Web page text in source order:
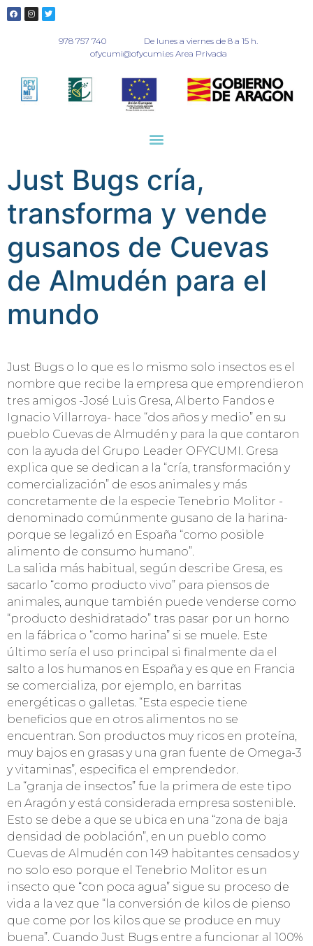
978 757 740
De lunes a viernes de 8 a 15 h.
ofycumi@ofycumi.es Area Privada
Just Bugs cría,
transforma y vende
gusanos de Cuevas
de Almudén para el
mundo
Just Bugs o lo que es lo mismo solo insectos es el
nombre que recibe la empresa que emprendieron
tres amigos -José Luis Gresa, Alberto Fandos e
Ignacio Villarroya- hace “dos años y medio” en su
pueblo Cuevas de Almudén y para la que contaron
con la ayuda del Grupo Leader OFYCUMI. Gresa
explica que se dedican a la “cría, transformación y
comercialización” de esos animales y más
concretamente de la especie Tenebrio Molitor -
denominado comúnmente gusano de la harina-
porque se legalizó en España “como posible
alimento de consumo humano”.
La salida más habitual, según describe Gresa, es
sacarlo “como producto vivo” para piensos de
animales, aunque también puede venderse como
“producto deshidratado” tras pasar por un horno
en la fábrica o “como harina” si se muele. Este
último sería el uso principal si finalmente da el
salto a los humanos en España y es que en Francia
se comercializa, por ejemplo, en barritas
energéticas o galletas. “Esta especie tiene
beneficios que en otros alimentos no se
encuentran. Son productos muy ricos en proteína,
muy bajos en grasas y una gran fuente de Omega-3
y vitaminas”, especifica el emprendedor.
La “granja de insectos” fue la primera de este tipo
en Aragón y está considerada empresa sostenible.
Esto se debe a que se ubica en una “zona de baja
densidad de población”, en un pueblo como
Cuevas de Almudén con 149 habitantes censados y
no solo eso porque el Tenebrio Molitor es un
insecto que “con poca agua” sigue su proceso de
vida a la vez que “la conversión de kilos de pienso
que come por los kilos que se produce en muy
buena”. Cuando Just Bugs entre a funcionar al 100%